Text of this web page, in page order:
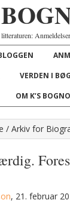
VERDEN I
OM K’S
/ Arkiv for
, 21. februar